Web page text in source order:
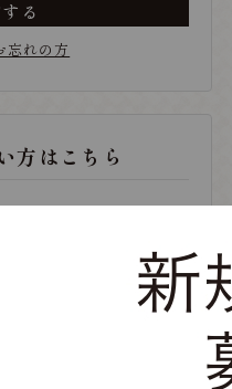
る
忘れの方
方はこちら
ちらから登録をお願い
録
トでログイン